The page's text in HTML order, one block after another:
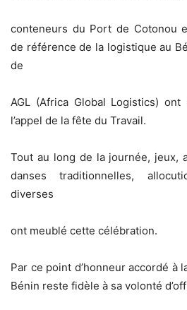
conteneurs du Port de Cotonou
de référence de la logistique au
de
AGL (Africa Global Logistics) ont
l’appel de la fête du Travail.
Tout au long de la journée, jeux,
danses traditionnelles,
diverses
ont meublé cette célébration.
Par ce point d’honneur accordé à
Bénin reste fidèle à sa volonté